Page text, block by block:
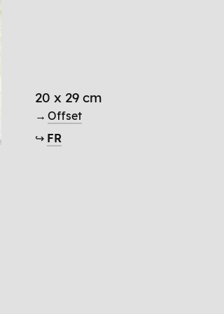
20 x 29 cm
→Offset
↪ FR